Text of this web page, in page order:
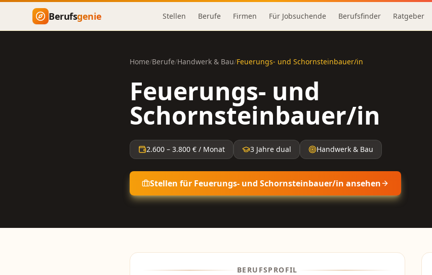
Zum Hauptinhalt springen
Berufsgenie Stellen Berufe Firmen Für Jobsuchende Berufsfinder Ratgeber
Home/Berufe/Handwerk & Bau/Feuerungs- und Schornsteinbauer/in
Feuerungs- und
Schornsteinbauer/in
2.600 – 3.800 € / Monat 3 Jahre dual Handwerk & Bau
Stellen für Feuerungs- und Schornsteinbauer/in ansehen
BERUFSPROFIL